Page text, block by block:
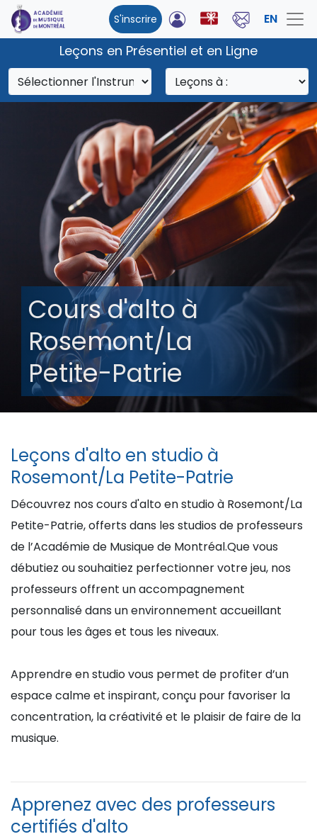
S'inscrire EN
Leçons en Présentiel et en Ligne
Cours d'alto à
Rosemont/La
Petite-Patrie
Leçons d'alto en studio à
Rosemont/La Petite-Patrie
Découvrez nos cours d'alto en studio à Rosemont/La
Petite-Patrie, offerts dans les studios de professeurs
de l’Académie de Musique de Montréal.Que vous
débutiez ou souhaitiez perfectionner votre jeu, nos
professeurs offrent un accompagnement
personnalisé dans un environnement accueillant
pour tous les âges et tous les niveaux.
Apprendre en studio vous permet de profiter d’un
espace calme et inspirant, conçu pour favoriser la
concentration, la créativité et le plaisir de faire de la
musique.
Apprenez avec des professeurs
certifiés d'alto